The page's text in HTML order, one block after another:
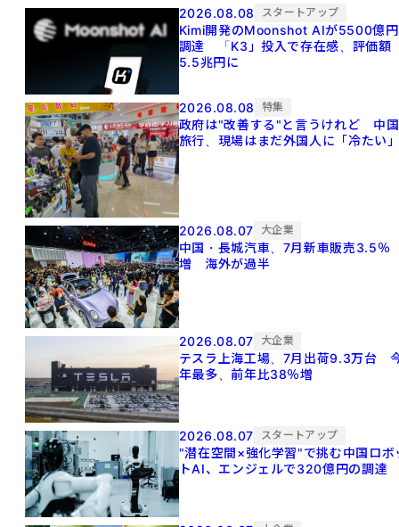
2026.08.08 スタートアップ
Kimi開発のMoonshot AIが5500億円
調達 「K3」投入で存在感、評価額
5.5兆円に
2026.08.08 特集
政府は"改善する"と言うけれど 中国
旅行、現場はまだ外国人に「冷たい
2026.08.07 大企業
中国・長城汽車、7月新車販売3.5％
増 海外が過半
2026.08.07 大企業
テスラ上海工場、7月出荷9.3万台
年最多、前年比38％増
2026.08.07 スタートアップ
"潜在空間×強化学習"で挑む中国ロボ
トAI、エンジェルで320億円の調達